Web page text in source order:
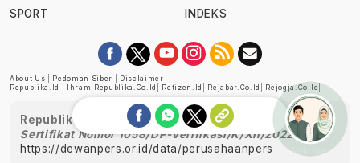
SPORT
INDEKS
About Us Pedoman Siber
Disclaimer
Republika.id
Ihram.republika.co.id Retizen.id Rejabar.co.id Rejogja.co.id
Republika telah diverifikasi oleh Dewan Pers
Sertifikat Nomor 1058/DP-Verifikasi/K/XII/2022
https://dewanpers.or.id/data/perusahaanpers
Ask me!